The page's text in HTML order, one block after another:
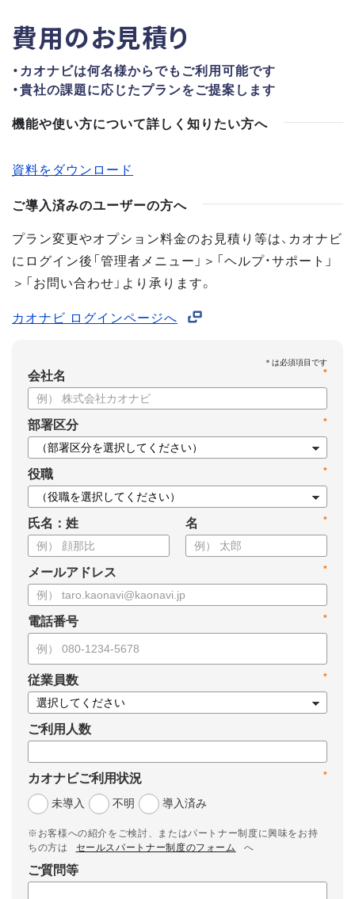
費用のお見積り
・カオナビは何名様からでもご利用可能です
・貴社の課題に応じたプランをご提案します
機能や使い方について詳しく知りたい方へ
資料をダウンロード
ご導入済みのユーザーの方へ
プラン変更やオプション料金のお見積り等は、カオナビ
にログイン後「管理者メニュー」＞「ヘルプ・サポート」
＞「お問い合わせ」より承ります。
カオナビ ログインページへ
*
会社名
*
部署区分
*
役職
氏名：姓 *
名
*
メールアドレス
*
電話番号
*
従業員数
ご利用人数
*
カオナビご利用状況
未導入
不明 導入済み
※お客様への紹介をご検討、またはパートナー制度に興味をお持
ちの方は
セールスパートナー制度のフォーム へ
ご質問等